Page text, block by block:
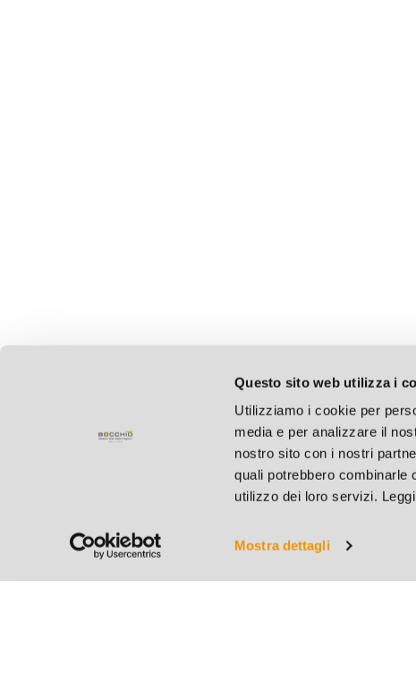
Questo sito web utilizza i
Utilizziamo i cookie per
media e per analizzare il
nostro sito con i nostri
quali potrebbero combinarle
utilizzo dei loro servizi.
Mostra dettagli